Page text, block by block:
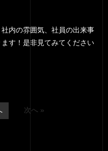
内の雰囲気、社員の出来事
す！是非見てみてください
次へ »